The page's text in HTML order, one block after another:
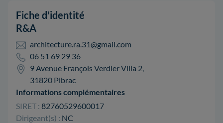
Fiche d'identité
R&A
architecture.ra.31@gmail.com
06 51 69 29 36
9 Avenue François Verdier Villa 2,
31820 Pibrac
Informations complémentaires
SIRET : 82760529600017
Dirigeant(s) : NC